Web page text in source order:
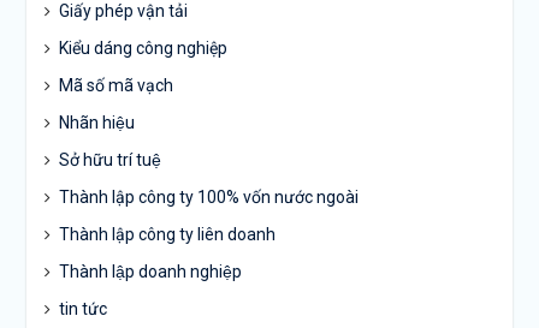
Giấy phép vận tải
Kiểu dáng công nghiệp
Mã số mã vạch
Nhãn hiệu
Sở hữu trí tuệ
Thành lập công ty 100% vốn nước ngoài
Thành lập công ty liên doanh
Thành lập doanh nghiệp
tin tức